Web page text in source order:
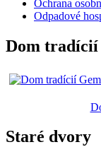
Ochrana
Odpadové
Dom tradícií
Staré dvory